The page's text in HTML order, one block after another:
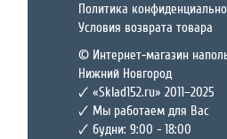
Политика
Условия возврата товара
© Интернет-магазин
Нижний Новгород
🗸 «Sklad152.ru» 2011–2025
🗸 Мы работаем для Вас
🗸 будни: 9:00 - 18:00